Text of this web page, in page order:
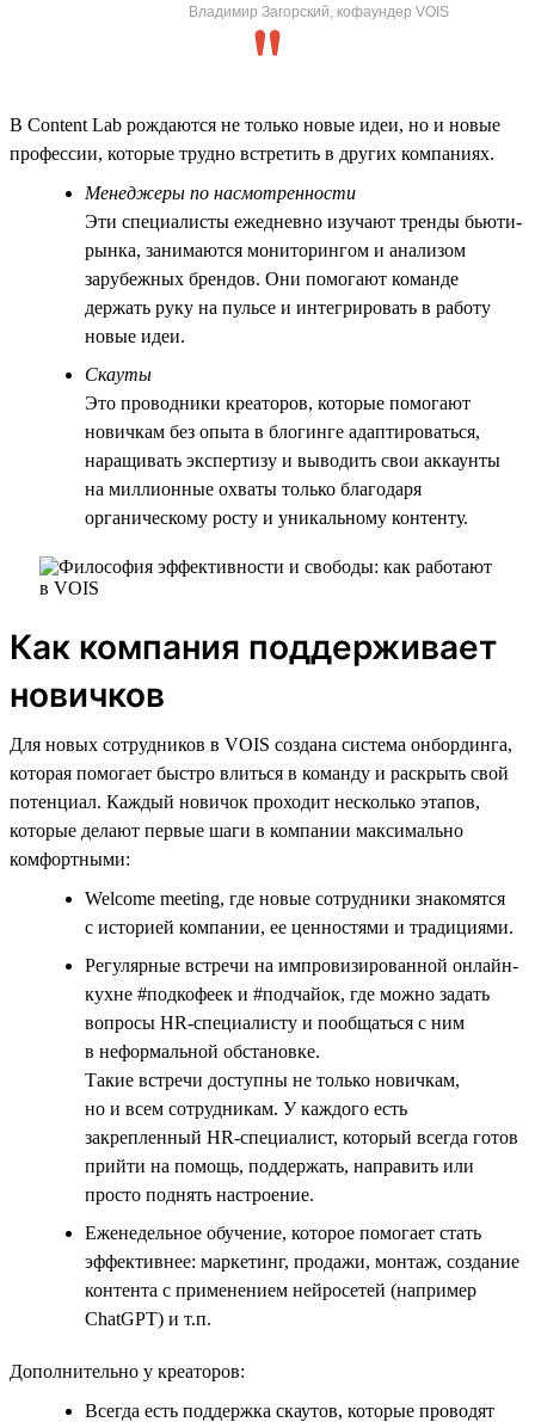
Владимир Загорский, кофаундер VOIS
В Content Lab рождаются не только новые идеи, но и новые
профессии, которые трудно встретить в других компаниях.
Менеджеры по насмотренности
Эти специалисты ежедневно изучают тренды бьюти-
рынка, занимаются мониторингом и анализом
зарубежных брендов. Они помогают команде
держать руку на пульсе и интегрировать в работу
новые идеи.
Скауты
Это проводники креаторов, которые помогают
новичкам без опыта в блогинге адаптироваться,
наращивать экспертизу и выводить свои аккаунты
на миллионные охваты только благодаря
органическому росту и уникальному контенту.
Как компания поддерживает
новичков
Для новых сотрудников в VOIS создана система онбординга,
которая помогает быстро влиться в команду и раскрыть свой
потенциал. Каждый новичок проходит несколько этапов,
которые делают первые шаги в компании максимально
комфортными:
Welcome meeting, где новые сотрудники знакомятся
с историей компании, ее ценностями и традициями.
Регулярные встречи на импровизированной онлайн-
кухне #подкофеек и #подчайок, где можно задать
вопросы HR-специалисту и пообщаться с ним
в неформальной обстановке.
Такие встречи доступны не только новичкам,
но и всем сотрудникам. У каждого есть
закрепленный HR-специалист, который всегда готов
прийти на помощь, поддержать, направить или
просто поднять настроение.
Еженедельное обучение, которое помогает стать
эффективнее: маркетинг, продажи, монтаж, создание
контента с применением нейросетей (например
ChatGPT) и т.п.
Дополнительно у креаторов:
Всегда есть поддержка скаутов, которые проводят